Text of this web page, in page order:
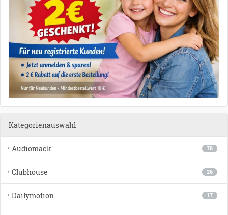
Kategorienauswahl
78
Audiomack
26
Clubhouse
17
Dailymotion